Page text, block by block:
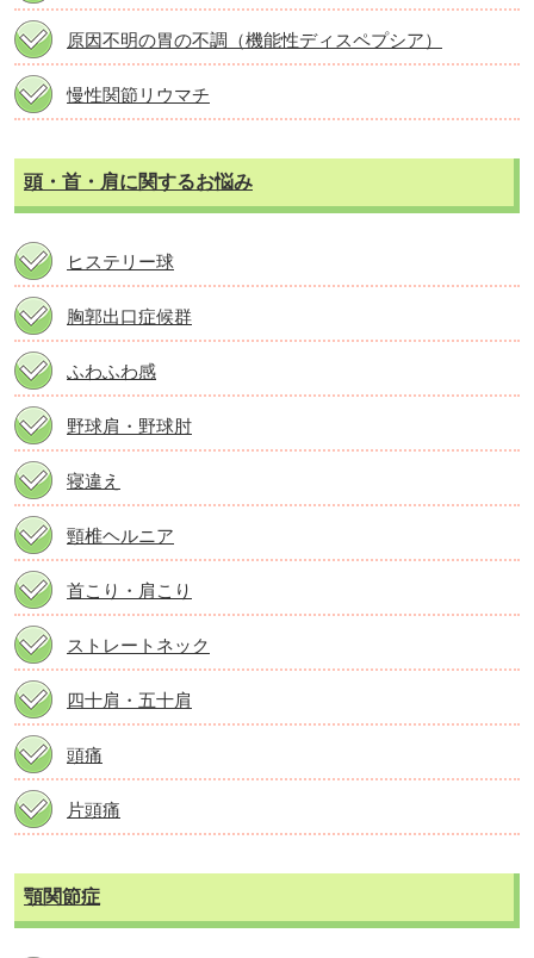
原因不明の胃の不調（機能性ディスペプシア）
慢性関節リウマチ
頭・首・肩に関するお悩み
ヒステリー球
胸郭出口症候群
ふわふわ感
野球肩・野球肘
寝違え
頸椎ヘルニア
首こり・肩こり
ストレートネック
四十肩・五十肩
頭痛
片頭痛
顎関節症